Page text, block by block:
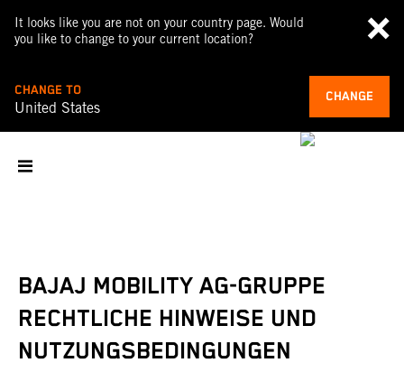
It looks like you are not on your country page. Would
you like to change to your current location?
CHANGE TO
United States
CHANGE
BAJAJ MOBILITY AG-GRUPPE
RECHTLICHE HINWEISE UND
NUTZUNGSBEDINGUNGEN